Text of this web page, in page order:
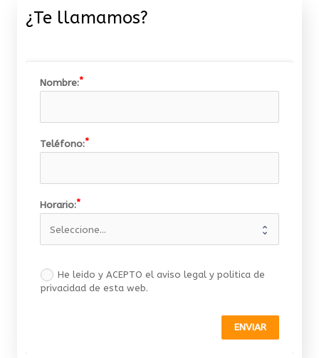
¿Te llamamos?
Nombre:
Teléfono:
Horario:
He leido y ACEPTO el aviso legal y politica de
privacidad de esta web.
ENVIAR